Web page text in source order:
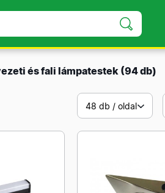
és fali lámpatestek(94 db)
48 db / oldal